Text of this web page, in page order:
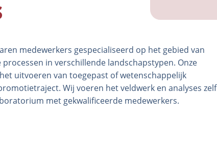
medewerkers gespecialiseerd op het gebied van
in verschillende landschapstypen. Onze
uitvoeren van toegepast of wetenschappelijk
Wij voeren het veldwerk en analyses zelf
met gekwalificeerde medewerkers.